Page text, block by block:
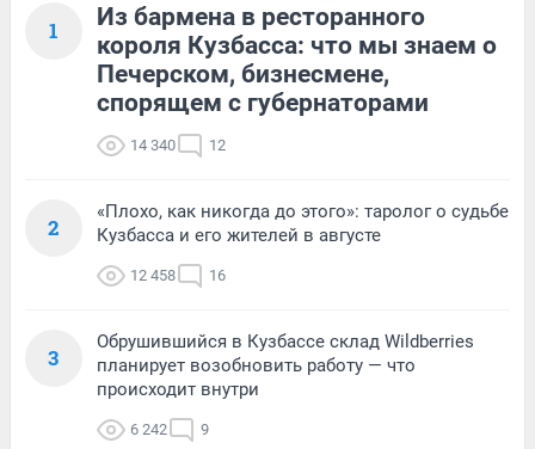
1
Из бармена в ресторанного
короля Кузбасса: что мы знаем о
Печерском, бизнесмене,
спорящем с губернаторами
14 340 12
2
«Плохо, как никогда до этого»: таролог о судьбе
Кузбасса и его жителей в августе
12 458 16
3
Обрушившийся в Кузбассе склад Wildberries
планирует возобновить работу — что
происходит внутри
6 242 9